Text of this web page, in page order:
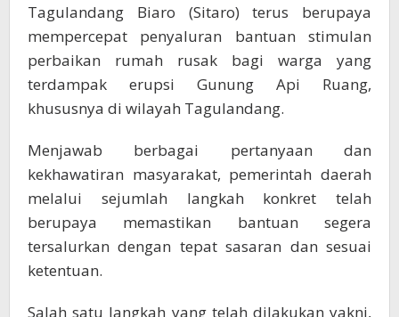
Tagulandang Biaro (Sitaro) terus berupaya
mempercepat penyaluran bantuan stimulan
perbaikan rumah rusak bagi warga yang
terdampak erupsi Gunung Api Ruang,
khususnya di wilayah Tagulandang.
Menjawab berbagai pertanyaan dan
kekhawatiran masyarakat, pemerintah daerah
melalui sejumlah langkah konkret telah
berupaya memastikan bantuan segera
tersalurkan dengan tepat sasaran dan sesuai
ketentuan.
Salah satu langkah yang telah dilakukan yakni,